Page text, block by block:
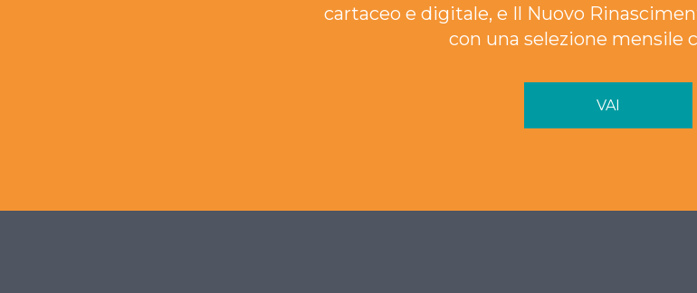
cartaceo e digitale, e Il Nuovo
con una selezione mensile
VAI